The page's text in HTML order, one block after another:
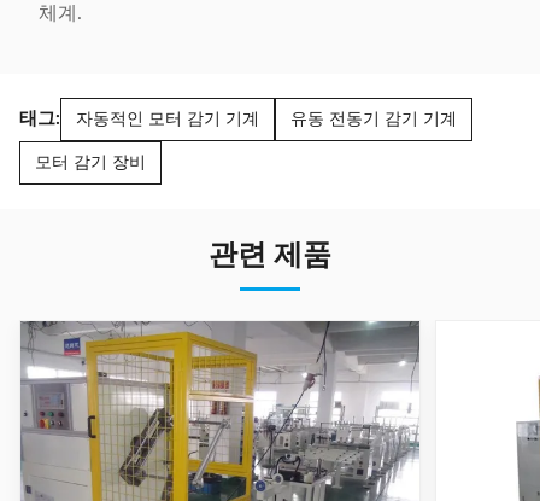
체계.
태그: 자동적인 모터 감기 기계 유동 전동기 감기 기계
모터 감기 장비
관련 제품